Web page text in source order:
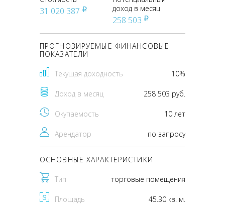
31 020 387 pуб
доход в месяц
258 503 pуб
ПРОГНОЗИРУЕМЫЕ ФИНАНСОВЫЕ
ПОКАЗАТЕЛИ
Текущая доходность 10%
Доход в месяц 258 503 руб.
Окупаемость 10 лет
Арендатор по запросу
ОСНОВНЫЕ ХАРАКТЕРИСТИКИ
Тип торговые помещения
Площадь 45.30 кв. м.